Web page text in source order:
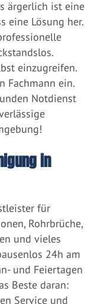
ärgerlich ist eine
eine Lösung her.
einzugreifen.
Fachmann ein.
Notdienst
in
für
Rohrbrüche,
und vieles
24h am
und Feiertagen
Beste daran:
Service und